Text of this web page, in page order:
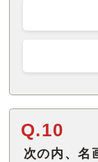
Q.10
次の内、名